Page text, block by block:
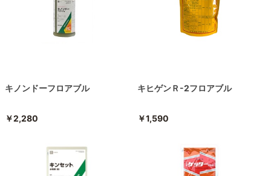
キノンドーフロアブル
￥2,280
キヒゲンＲ-2フロアブル
￥1,590